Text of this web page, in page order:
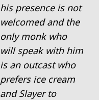
his presence is not
welcomed and the
only monk who
will speak with him
is an outcast who
prefers ice cream
and Slayer to